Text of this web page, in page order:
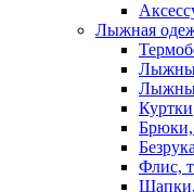
Лыжная
Куртки
Флис,
Шапки,